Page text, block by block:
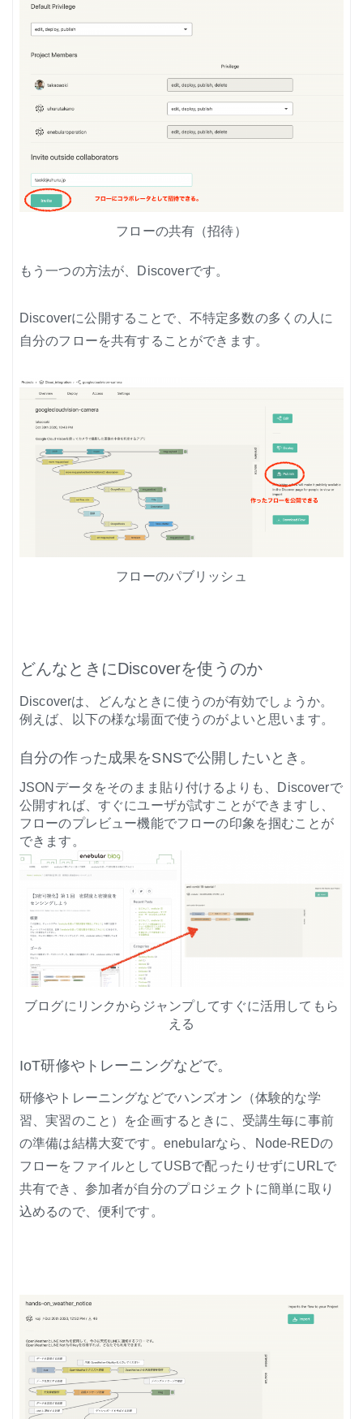
フローの共有（招待）
もう一つの方法が、Discoverです。
Discoverに公開することで、不特定多数の多くの人に
自分のフローを共有することができます。
フローのパブリッシュ
どんなときにDiscoverを使うのか
Discoverは、どんなときに使うのが有効でしょうか。
例えば、以下の様な場面で使うのがよいと思います。
自分の作った成果をSNSで公開したいとき。
JSONデータをそのまま貼り付けるよりも、Discoverで
公開すれば、すぐにユーザが試すことができますし、
フローのプレビュー機能でフローの印象を掴むことが
できます。
ブログにリンクからジャンプしてすぐに活用してもら
える
IoT研修やトレーニングなどで。
研修やトレーニングなどでハンズオン（体験的な学
習、実習のこと）を企画するときに、受講生毎に事前
の準備は結構大変です。enebularなら、Node-REDの
フローをファイルとしてUSBで配ったりせずにURLで
共有でき、参加者が自分のプロジェクトに簡単に取り
込めるので、便利です。